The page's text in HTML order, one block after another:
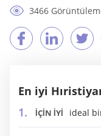
3466
En iyi
İÇİN İYİ ideal